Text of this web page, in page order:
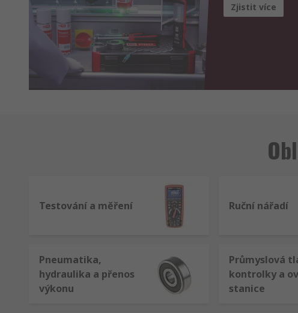
Zjistit více
Testování a měření Ruční nářadí
Pneumatika,
hydraulika a přenos
výkonu
Průmyslová
kontrolky a
stanice